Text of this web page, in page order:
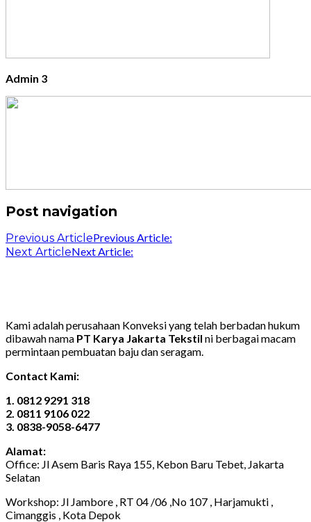
Admin 3
Post navigation
Previous ArticlePrevious Article:
Next ArticleNext Article:
Kami adalah perusahaan Konveksi yang telah berbadan hukum
dibawah nama PT Karya Jakarta Tekstil ni berbagai macam
permintaan pembuatan baju dan seragam.
Contact Kami:
1. 0812 9291 318
2. 0811 9106 022
3. 0838-9058-6477
Alamat:
Office: Jl Asem Baris Raya 155, Kebon Baru Tebet, Jakarta
Selatan
Workshop: Jl Jambore , RT 04 /06 ,No 107 , Harjamukti ,
Cimanggis , Kota Depok